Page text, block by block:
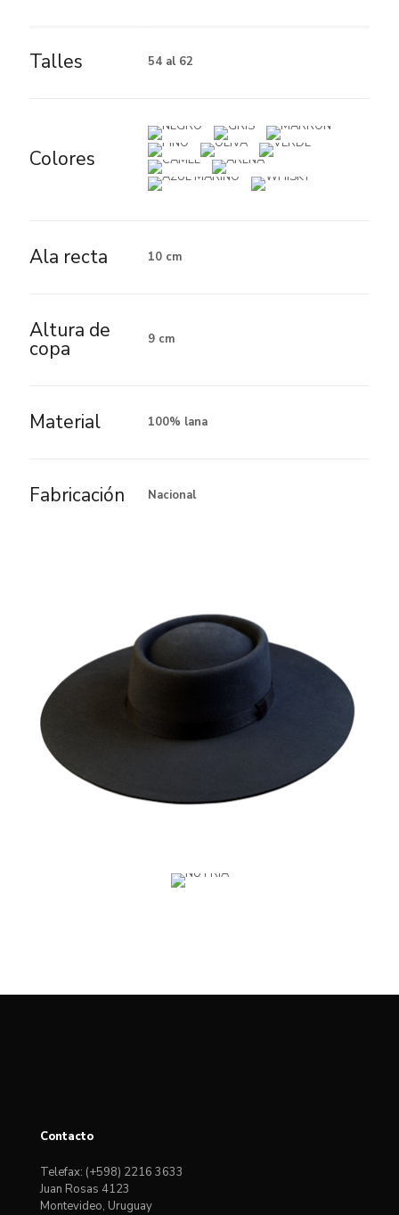
Talles 54 al 62
Colores
Ala recta 10 cm
Altura de
copa 9 cm
Material 100% lana
Fabricación Nacional
Contacto
Telefax: (+598) 2216 3633
Juan Rosas 4123
Montevideo, Uruguay